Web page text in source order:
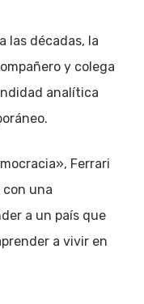
las décadas, la
y colega
analítica
Ferrari
una
a un país que
a vivir en